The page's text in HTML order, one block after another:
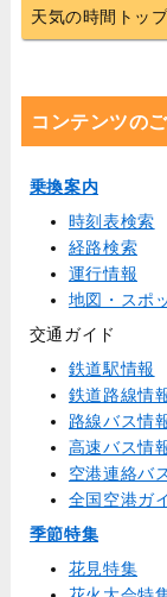
天気の時間トッ
コンテンツの
乗換案内
時刻表検索
経路検索
運行情報
地図・スポ
交通ガイド
鉄道駅情報
鉄道路線情
路線バス情
高速バス情
空港連絡バ
全国空港ガ
季節特集
花見特集